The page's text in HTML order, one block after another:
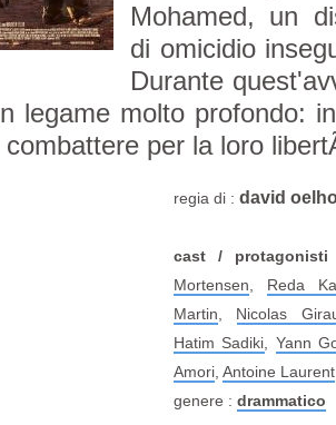
Mohamed, un
di omicidio
Durante
legame molto profondo:
combattere per la loro
regia di : david
cast / protagonisti
Mortensen
Reda
Martin
Nicolas
Hatim Sadiki
Yann
Amori Antoine Laurent
genere : drammatico